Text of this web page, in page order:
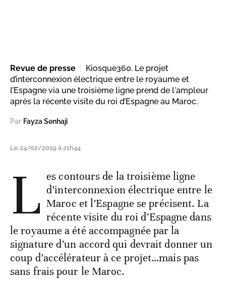
Revue de presse
Kiosque360. Le projet
d’interconnexion électrique entre le royaume et
l’Espagne via une troisième ligne prend de l'ampleur
après la récente visite du roi d’Espagne au Maroc.
Par Fayza Senhaji
Le 24/02/2019 à 21h44
L es contours de la troisième ligne
d’interconnexion électrique entre le
Maroc et l’Espagne se précisent. La
récente visite du roi d’Espagne dans
le royaume a été accompagnée par la
signature d’un accord qui devrait donner un
coup d’accélérateur à ce projet…mais pas
sans frais pour le Maroc.